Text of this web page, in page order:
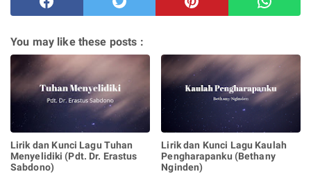
You may like these posts :
Lirik dan Kunci Lagu Tuhan
Menyelidiki (Pdt. Dr. Erastus
Sabdono)
Lirik dan Kunci Lagu Kaulah
Pengharapanku (Bethany
Nginden)